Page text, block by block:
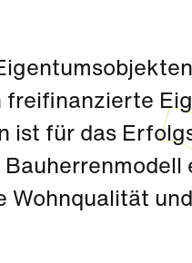
ist für das
Wohnqualität